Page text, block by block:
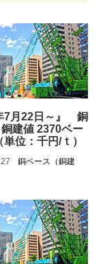
7月22日～』 銅
建値 2370ベー
：千円/ｔ）
銅ベース（銅建